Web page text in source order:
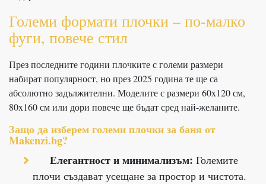
Големи формати плочки – по-малко
фуги, повече стил
През последните години плочките с големи размери
набират популярност, но през 2025 година те ще са
абсолютно задължителни. Моделите с размери 60x120 см,
80x160 см или дори повече ще бъдат сред най-желаните.
Защо да изберем големиплочки за баня от
Makenzi.bg?
Елегантност и минимализъм: Големите
плочи създават усещане за простор и чистота.